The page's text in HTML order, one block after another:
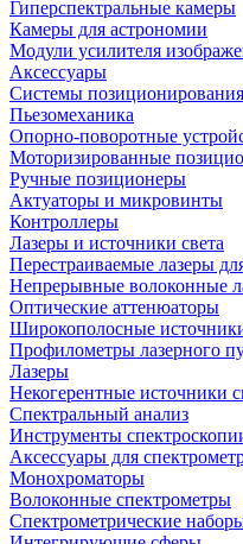
Гиперспектральные камеры
Камеры для астрономии
Модули усилителя
Аксессуары
Системы позиционирования
Пьезомеханика
Опорно-поворотные
Моторизированные
Ручные позиционеры
Актуаторы и микровинты
Контроллеры
Лазеры и источники света
Перестраиваемые лазеры
Непрерывные волоконные
Оптические аттенюаторы
Широкополосные
Профилометры лазерного
Лазеры
Некогерентные источники
Спектральный анализ
Инструменты
Аксессуары для
Монохроматоры
Волоконные спектрометры
Спектрометрические